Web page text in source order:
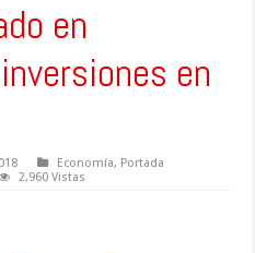
en
en
Economía, Portada
2,960 Vistas